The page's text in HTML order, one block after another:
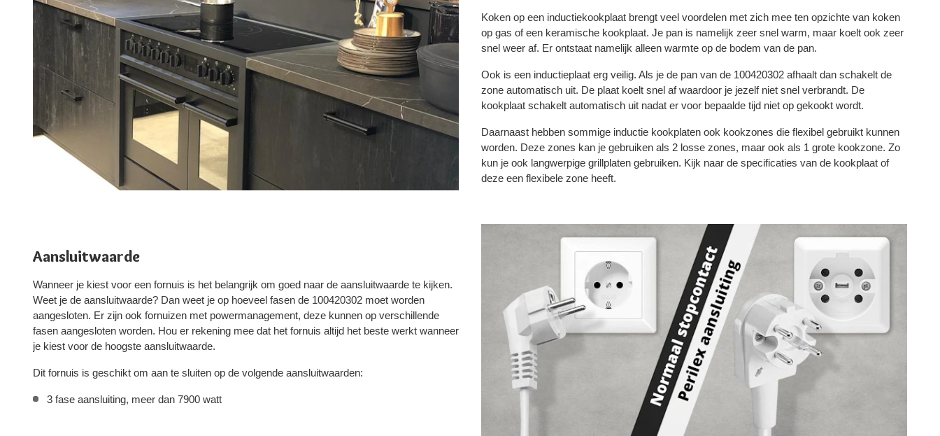
Koken op een inductiekookplaat brengt veel voordelen met zich mee ten opzichte van koken
op gas of een keramische kookplaat. Je pan is namelijk zeer snel warm, maar koelt ook zeer
snel weer af. Er ontstaat namelijk alleen warmte op de bodem van de pan.
Ook is een inductieplaat erg veilig. Als je de pan van de 100420302 afhaalt dan schakelt de
zone automatisch uit. De plaat koelt snel af waardoor je jezelf niet snel verbrandt. De
kookplaat schakelt automatisch uit nadat er voor bepaalde tijd niet op gekookt wordt.
Daarnaast hebben sommige inductie kookplaten ook kookzones die flexibel gebruikt kunnen
worden. Deze zones kan je gebruiken als 2 losse zones, maar ook als 1 grote kookzone. Zo
kun je ook langwerpige grillplaten gebruiken. Kijk naar de specificaties van de kookplaat of
deze een flexibele zone heeft.
Aansluitwaarde
Wanneer je kiest voor een fornuis is het belangrijk om goed naar de aansluitwaarde te kijken.
Weet je de aansluitwaarde? Dan weet je op hoeveel fasen de 100420302 moet worden
aangesloten. Er zijn ook fornuizen met powermanagement, deze kunnen op verschillende
fasen aangesloten worden. Hou er rekening mee dat het fornuis altijd het beste werkt wanneer
je kiest voor de hoogste aansluitwaarde.
Dit fornuis is geschikt om aan te sluiten op de volgende aansluitwaarden:
3 fase aansluiting, meer dan 7900 watt